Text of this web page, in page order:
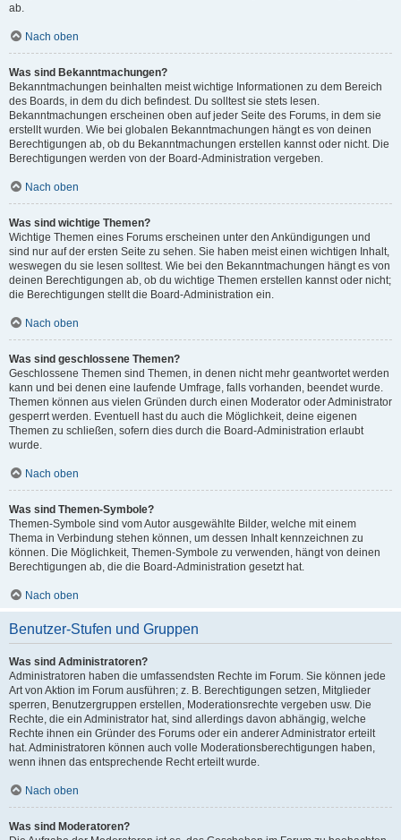
ab.
Nach oben
Was sind Bekanntmachungen?
Bekanntmachungen beinhalten meist wichtige Informationen zu dem Bereich
des Boards, in dem du dich befindest. Du solltest sie stets lesen.
Bekanntmachungen erscheinen oben auf jeder Seite des Forums, in dem sie
erstellt wurden. Wie bei globalen Bekanntmachungen hängt es von deinen
Berechtigungen ab, ob du Bekanntmachungen erstellen kannst oder nicht. Die
Berechtigungen werden von der Board-Administration vergeben.
Nach oben
Was sind wichtige Themen?
Wichtige Themen eines Forums erscheinen unter den Ankündigungen und
sind nur auf der ersten Seite zu sehen. Sie haben meist einen wichtigen Inhalt,
weswegen du sie lesen solltest. Wie bei den Bekanntmachungen hängt es von
deinen Berechtigungen ab, ob du wichtige Themen erstellen kannst oder nicht;
die Berechtigungen stellt die Board-Administration ein.
Nach oben
Was sind geschlossene Themen?
Geschlossene Themen sind Themen, in denen nicht mehr geantwortet werden
kann und bei denen eine laufende Umfrage, falls vorhanden, beendet wurde.
Themen können aus vielen Gründen durch einen Moderator oder Administrator
gesperrt werden. Eventuell hast du auch die Möglichkeit, deine eigenen
Themen zu schließen, sofern dies durch die Board-Administration erlaubt
wurde.
Nach oben
Was sind Themen-Symbole?
Themen-Symbole sind vom Autor ausgewählte Bilder, welche mit einem
Thema in Verbindung stehen können, um dessen Inhalt kennzeichnen zu
können. Die Möglichkeit, Themen-Symbole zu verwenden, hängt von deinen
Berechtigungen ab, die die Board-Administration gesetzt hat.
Nach oben
Benutzer-Stufen und Gruppen
Was sind Administratoren?
Administratoren haben die umfassendsten Rechte im Forum. Sie können jede
Art von Aktion im Forum ausführen; z. B. Berechtigungen setzen, Mitglieder
sperren, Benutzergruppen erstellen, Moderationsrechte vergeben usw. Die
Rechte, die ein Administrator hat, sind allerdings davon abhängig, welche
Rechte ihnen ein Gründer des Forums oder ein anderer Administrator erteilt
hat. Administratoren können auch volle Moderationsberechtigungen haben,
wenn ihnen das entsprechende Recht erteilt wurde.
Nach oben
Was sind Moderatoren?